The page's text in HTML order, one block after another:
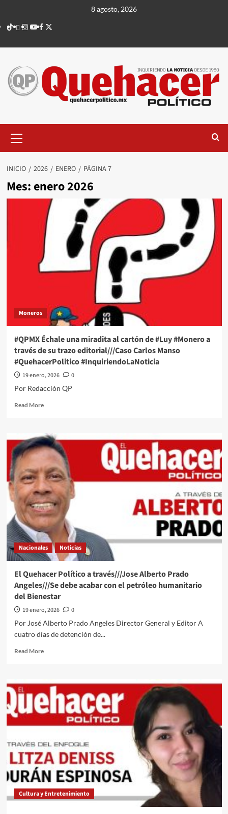
contenido
8 agosto, 2026
TikTok
threads
Instagram
Youtube
Facebook
X
principal
INICIO 2026 ENERO PÁGINA 7
Mes: enero 2026
Moneros
#QPMX Échale una miradita al cartón de #Luy #Monero a
través de su trazo editorial///Caso Carlos Manso
#QuehacerPolitico #InquiriendoLaNoticia
19 enero, 2026
0
Por Redacción QP
Read MoreRead
#QPMX
Échale
una
miradita
al
cartón
de
#Luy
#Monero
a
través
de
su
trazo
Carlos
Manso
#QuehacerPolitico
#InquiriendoLaNoticia
Nacionales Noticias
El Quehacer Político a través///Jose Alberto Prado
Angeles///Se debe acabar con el petróleo humanitario
del Bienestar
19 enero, 2026
0
Por José Alberto Prado Angeles Director General y Editor A
cuatro días de detención de...
Read MoreRead
Quehacer
Político
a
través///Jose
Alberto
Angeles///Se
debe
acabar
con
petróleo
Cultura y Entretenimiento